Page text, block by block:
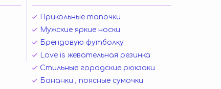
Прикольные тапочки
Мужские яркие носки
Брендовую футболку
Love is жевательная резинка
Стильные городские рюкзаки
Бананки , поясные сумочки